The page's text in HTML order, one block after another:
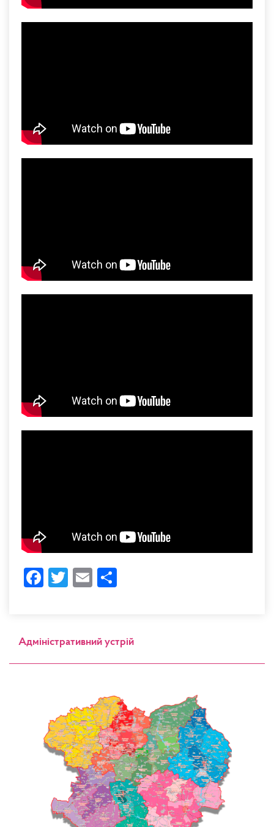
Facebook
Twitter
Email
Адміністративний устрій